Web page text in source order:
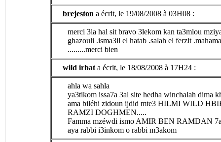
brejeston a écrit, le 19/08/2008 à 03H08 :
merci 3la hal sit bravo 3lekom kan ta3mlou
ghazouli .isma3il el hatab .salah el ferzit
.........merci bien
wild irbata écrit, le 18/08/2008 à 17H24 :
ahla wa sahla
ya3tikom issa7a 3al site hedha winchalah dima
ama biléhi zidoun ijdid mte3 HILMI WILD
RAMZI DOGHMEN.....
Famma mzéwdi ismo AMIR BEN RAMDAN
aya rabbi i3inkom o rabbi m3akom